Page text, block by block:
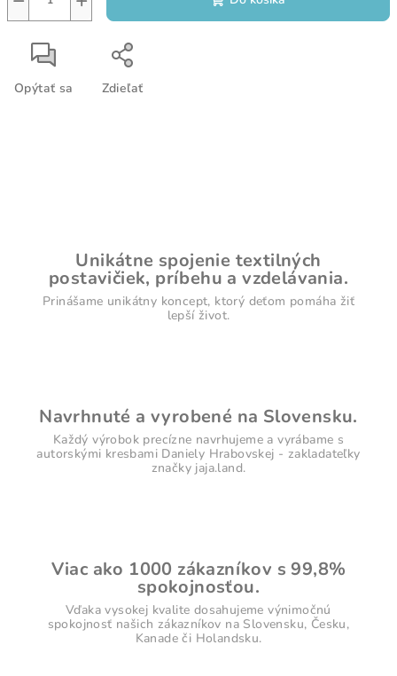
Opýtať sa Zdieľať
Unikátne spojenie textilných
postavičiek, príbehu a vzdelávania.
Prinášame unikátny koncept, ktorý deťom pomáha žiť
lepší život.
Navrhnuté a vyrobené na Slovensku.
Každý výrobok precízne navrhujeme a vyrábame s
autorskými kresbami Daniely Hrabovskej - zakladateľky
značky jaja.land.
Viac ako 1000 zákazníkov s 99,8%
spokojnosťou.
Vďaka vysokej kvalite dosahujeme výnimočnú
spokojnosť našich zákazníkov na Slovensku, Česku,
Kanade či Holandsku.